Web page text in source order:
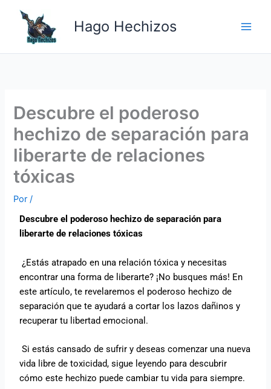
contenido
Hago Hechizos
Descubre el poderoso
hechizo de separación para
liberarte de relaciones
tóxicas
Por/
Descubre el poderoso hechizo de separación para
liberarte de relaciones tóxicas
¿Estás atrapado en una relación tóxica y necesitas
encontrar una forma de liberarte? ¡No busques más! En
este artículo, te revelaremos el poderoso hechizo de
separación que te ayudará a cortar los lazos dañinos y
recuperar tu libertad emocional.
Si estás cansado de sufrir y deseas comenzar una nueva
vida libre de toxicidad, sigue leyendo para descubrir
cómo este hechizo puede cambiar tu vida para siempre.